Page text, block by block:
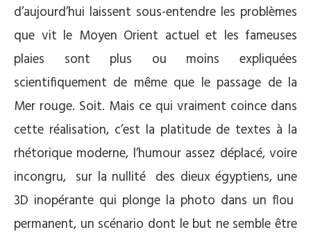
d’aujourd’hui laissent sous-entendre les problèmes
que vit le Moyen Orient actuel et les fameuses
plaies sont plus ou moins expliquées
scientifiquement de même que le passage de la
Mer rouge. Soit. Mais ce qui vraiment coince dans
cette réalisation, c’est la platitude de textes à la
rhétorique moderne, l’humour assez déplacé, voire
incongru, sur la nullité des dieux égyptiens, une
3D inopérante qui plonge la photo dans un flou
permanent, un scénario dont le but ne semble être